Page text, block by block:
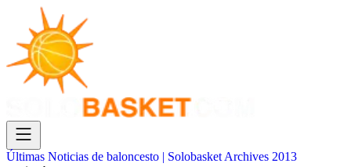
Últimas Noticias de baloncesto | Solobasket Archives 2013